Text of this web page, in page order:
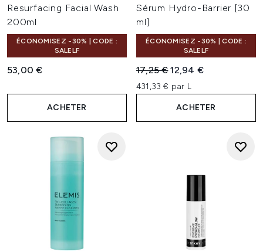
Resurfacing Facial Wash
200ml
ÉCONOMISEZ -30% | CODE :
SALELF
53,00 €
ACHETER
Sérum Hydro-Barrier [30
ml]
ÉCONOMISEZ -30% | CODE :
SALELF
Prix de vente :
17,25 €Prix ​​actuel :
12,94 €
431,33 € par L
ACHETER